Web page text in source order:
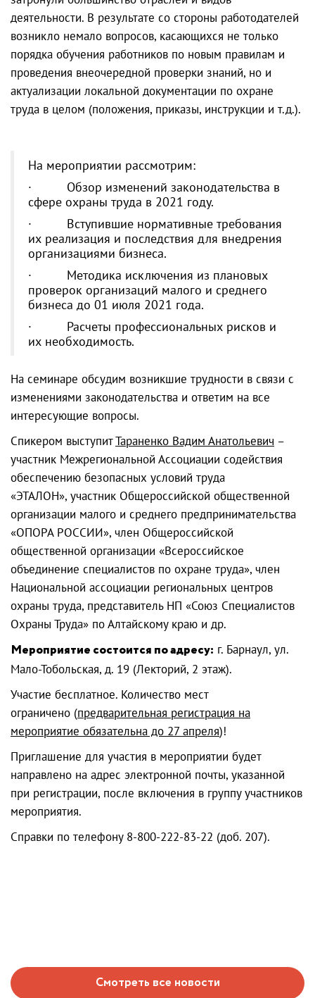
деятельности. В результате со стороны работодателей
возникло немало вопросов, касающихся не только
порядка обучения работников по новым правилам и
проведения внеочередной проверки знаний, но и
актуализации локальной документации по охране
труда в целом (положения, приказы, инструкции и т.д.).
На мероприятии рассмотрим:
· Обзор изменений законодательства в
сфере охраны труда в 2021 году.
· Вступившие нормативные требования
их реализация и последствия для внедрения
организациями бизнеса.
· Методика исключения из плановых
проверок организаций малого и среднего
бизнеса до 01 июля 2021 года.
· Расчеты профессиональных рисков и
их необходимость.
На семинаре обсудим возникшие трудности в связи с
изменениями законодательства и ответим на все
интересующие вопросы.
Спикером выступитТараненко Вадим Анатольевич –
участник Межрегиональной Ассоциации содействия
обеспечению безопасных условий труда
«ЭТАЛОН», участник Общероссийской общественной
организации малого и среднего предпринимательства
«ОПОРА РОССИИ», член Общероссийской
общественной организации «Всероссийское
объединение специалистов по охране труда», член
Национальной ассоциации региональных центров
охраны труда, представитель НП «Союз Специалистов
Охраны Труда» по Алтайскому краю и др.
Мероприятие состоится по адресу: г. Барнаул, ул.
Мало-Тобольская, д. 19 (Лекторий, 2 этаж).
Участие бесплатное. Количество мест
ограничено (предварительная регистрация на
мероприятие обязательна до 27 апреля)!
Приглашение для участия в мероприятии будет
направлено на адрес электронной почты, указанной
при регистрации, после включения в группу участников
мероприятия.
Справки по телефону 8-800-222-83-22 (доб. 207).
Смотреть все новости